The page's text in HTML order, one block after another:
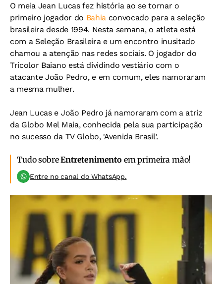
O meia Jean Lucas fez história ao se tornar o
primeiro jogador do Bahia convocado para a seleção
brasileira desde 1994. Nesta semana, o atleta está
com a Seleção Brasileira e um encontro inusitado
chamou a atenção nas redes sociais. O jogador do
Tricolor Baiano está dividindo vestiário com o
atacante João Pedro, e em comum, eles namoraram
a mesma mulher.
Jean Lucas e João Pedro já namoraram com a atriz
da Globo Mel Maia, conhecida pela sua participação
no sucesso da TV Globo, 'Avenida Brasil'.
Tudo sobreEntretenimento em primeira mão!
Entre no canal do WhatsApp.